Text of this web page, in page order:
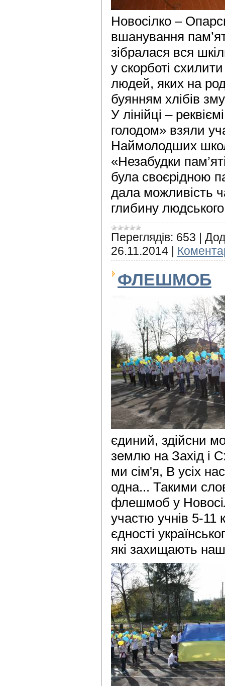
Новосілко –
вшанування
зібралася вся
у скорботі
людей, яких на
буянням хлібів
У лінійці –
голодом» взяли
Наймолодших
«Незабудки
була своєрідною
дала можливість
глибину
Переглядів: 653 |
26.11.2014 |
ФЛЕШМОБ
єдиний, здійсни
землю на Захід і
ми сім'я, В усіх
одна... Такими
флешмоб у
участю учнів 5-11
єдності
які захищають